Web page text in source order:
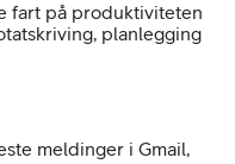
fart på produktiviteten
planlegging
meldinger i Gmail,